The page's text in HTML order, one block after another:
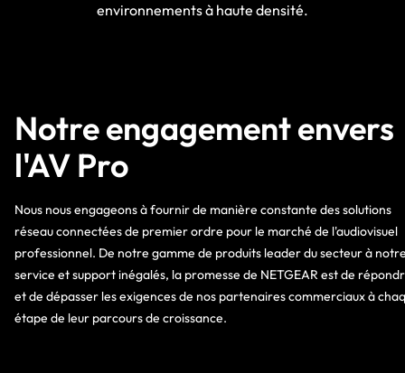
environnements à haute densité.
Notre engagement envers
l'AV Pro
Nous nous engageons à fournir de manière constante des solutions
réseau connectées de premier ordre pour le marché de l'audiovisuel
professionnel. De notre gamme de produits leader du secteur à
service et support inégalés, la promesse de NETGEAR est de
et de dépasser les exigences de nos partenaires commerciaux à
étape de leur parcours de croissance.